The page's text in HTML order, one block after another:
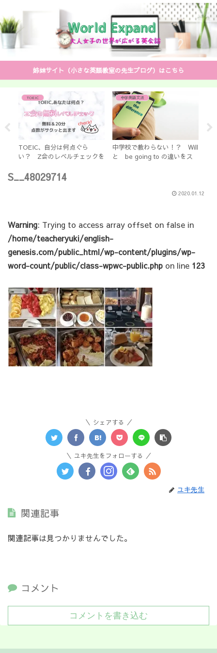
姉妹サイト（小さな英語教室の先生ブログ）はこちら
TOEIC
TOEIC、自分は何点ぐら
い？ Z会のレベルチェックを
数がサクッと出ます
中学英語文法
中学校で教わらない！？ Will
と be going to の違いをス
S__48029714
2020.01.12
Warning: Trying to access array offset on false in
/home/teacheryuki/english-
genesis.com/public_html/wp-content/plugins/wp-
word-count/public/class-wpwc-public.php on line 123
シェアする
ユキ先生をフォローする
ユキ先生
関連記事
関連記事は見つかりませんでした。
コメント
コメントを書き込む